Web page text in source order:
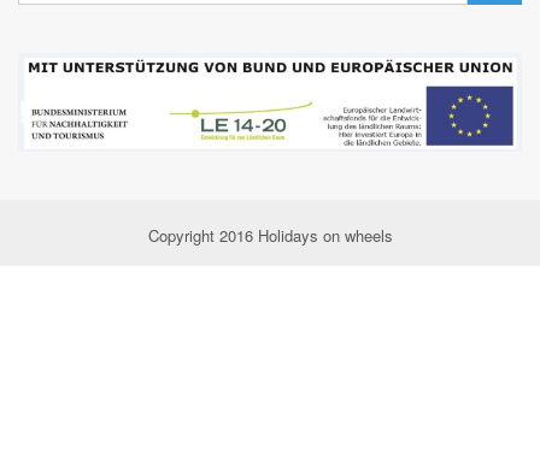
Copyright 2016 Holidays on wheels